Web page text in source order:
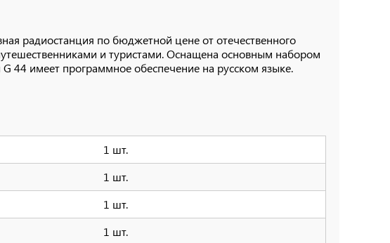
радиостанция по бюджетной цене от отечественного
и туристами. Оснащена основным набором
44 имеет программное обеспечение на русском языке.
1 шт.
1 шт.
1 шт.
1 шт.